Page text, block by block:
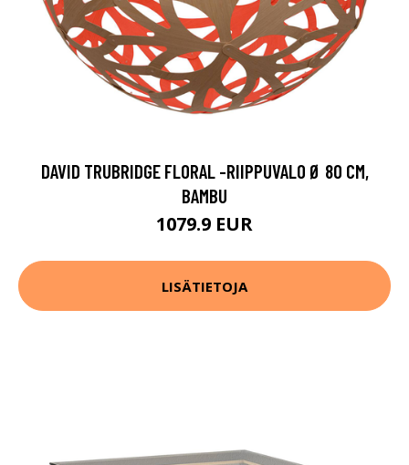
DAVID TRUBRIDGE FLORAL -RIIPPUVALO Ø 80 CM,
BAMBU
1079.9 EUR
LISÄTIETOJA